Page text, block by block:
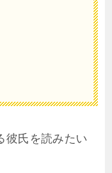
彼氏を読みたい